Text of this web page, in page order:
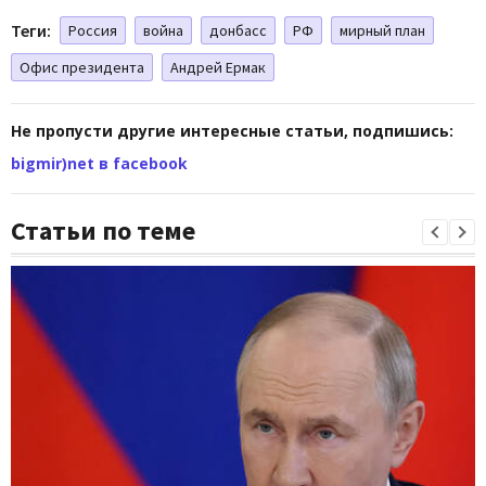
Теги: Россия война донбасс РФ
мирный план
Офис президента
Андрей Ермак
Не пропусти другие интересные статьи, подпишись:
bigmir)net в facebook
Статьи по теме